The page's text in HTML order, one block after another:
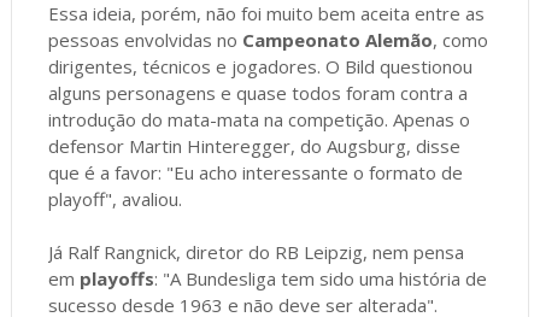
Essa ideia, porém, não foi muito bem aceita entre as
pessoas envolvidas no Campeonato Alemão, como
dirigentes, técnicos e jogadores. O Bild questionou
alguns personagens e quase todos foram contra a
introdução do mata-mata na competição. Apenas o
defensor Martin Hinteregger, do Augsburg, disse
que é a favor: "Eu acho interessante o formato de
playoff", avaliou.
Já Ralf Rangnick, diretor do RB Leipzig, nem pensa
em playoffs: "A Bundesliga tem sido uma história de
sucesso desde 1963 e não deve ser alterada".